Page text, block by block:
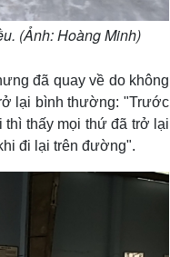
(Ảnh: Hoàng Minh)
đã quay về do không
lại bình thường: "Trước
thì thấy mọi thứ đã trở lại
đi lại trên đường".